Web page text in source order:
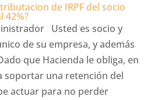
de IRPF del socio
42%?
Usted es socio y
de su empresa, y además
que Hacienda le obliga, en
soportar una retención del
actuar para no perder